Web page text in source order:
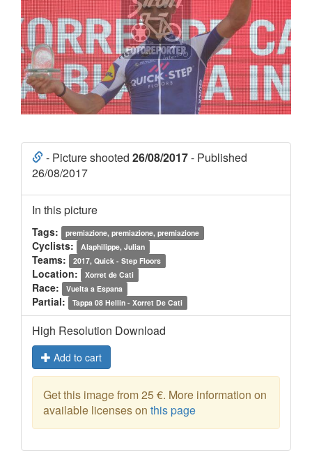
- Picture shooted 26/08/2017- Published
26/08/2017
In this picture
Tags: premiazione, premiazione, premiazione
Cyclists: Alaphilippe, Julian
Teams: 2017, Quick - Step Floors
Location: Xorret de Cati
Race: Vuelta a Espana
Partial: Tappa 08 Hellin - Xorret De Cati
High Resolution Download
Add to cart
Get this image from 25 €. More information on
available licenses on this page